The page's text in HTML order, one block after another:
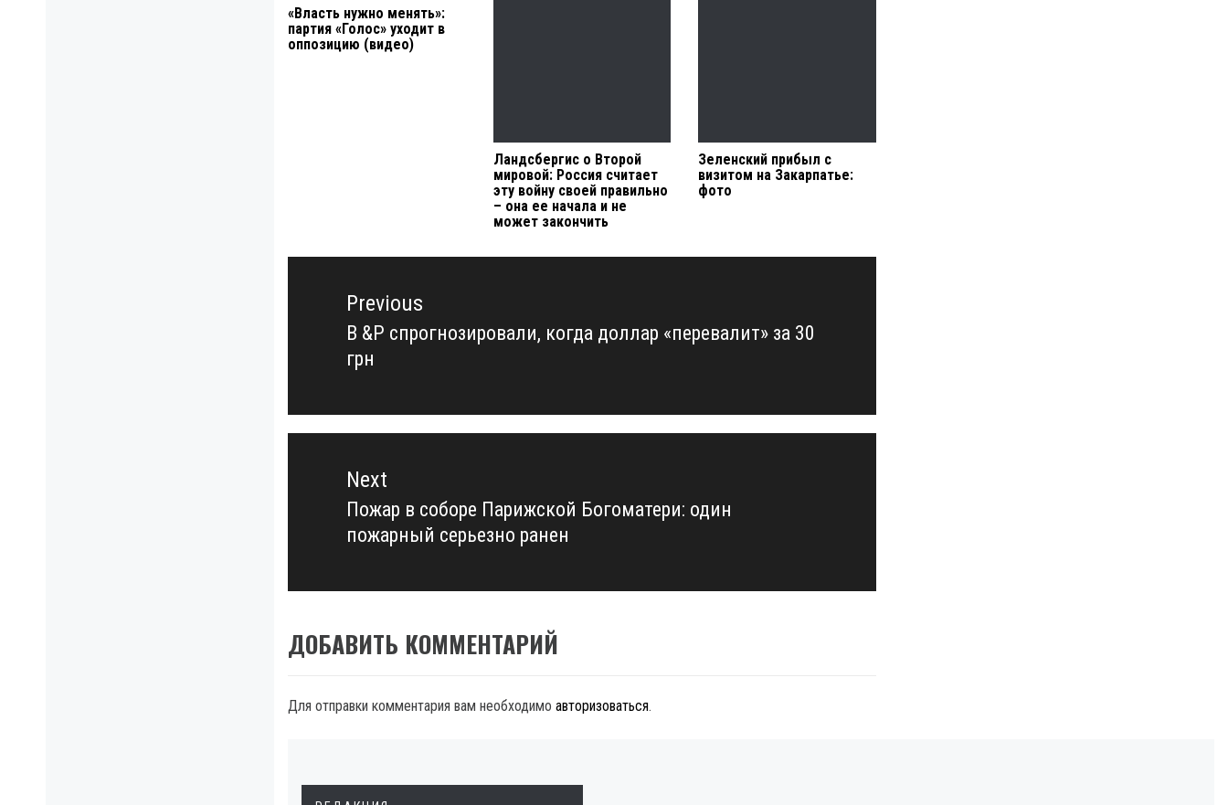
«Власть нужно менять»:
партия «Голос» уходит в
оппозицию (видео)
Ландсбергис о Второй
мировой: Россия считает
эту войну своей правильно
– она ее начала и не
может закончить
Зеленский прибыл с
визитом на Закарпатье:
фото
Навигация
записямPrevious
Previous
post:
В &P спрогнозировали, когда доллар «перевалит» за 30
грн
Next
Next
post:
Пожар в соборе Парижской Богоматери: один
пожарный серьезно ранен
ДОБАВИТЬ КОММЕНТАРИЙ
Для отправки комментария вам необходимо авторизоваться.